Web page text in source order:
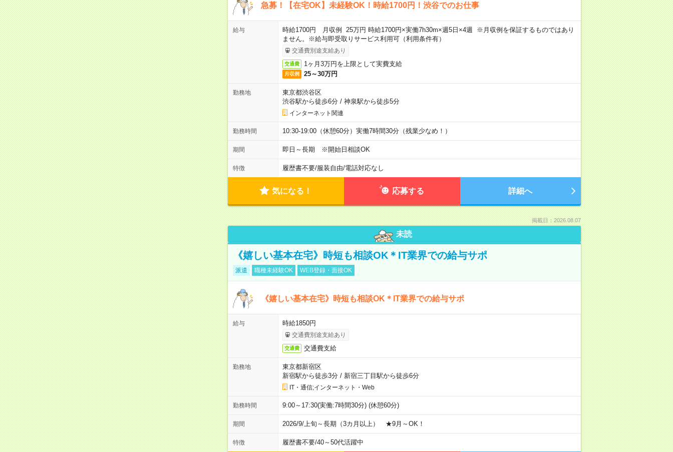
急募！【在宅OK】未経験OK！時給1700円！渋谷でのお仕事
給与
時給1700円 月収例 25万円 時給1700円×実働7h30m×週5日×4週 ※月収例を保証するものではあり
ません。※給与即受取りサービス利用可（利用条件有）
交通費別途支給あり
交通費 1ヶ月3万円を上限として実費支給
月収例 25～30万円
勤務地
東京都渋谷区
渋谷駅から徒歩6分/ 神泉駅から徒歩5分
インターネット関連
勤務時間 10:30-19:00（休憩60分）実働7時間30分（残業少なめ！）
期間 即日～長期 ※開始日相談OK
特徴 履歴書不要/服装自由/電話対応なし
気になる！ 応募する 詳細へ
掲載日：2026.08.07
未読
《嬉しい基本在宅》時短も相談OK＊IT業界での給与サポ
派遣 職種未経験OK WEB登録・面接OK
《嬉しい基本在宅》時短も相談OK＊IT業界での給与サポ
給与 時給1850円
交通費別途支給あり
交通費 交通費支給
勤務地
東京都新宿区
新宿駅から徒歩3分/ 新宿三丁目駅から徒歩6分
IT・通信;インターネット・Web
勤務時間 9:00～17:30(実働:7時間30分) (休憩60分)
期間 2026/9/上旬～長期（3カ月以上） ★9月～OK！
特徴 履歴書不要/40～50代活躍中